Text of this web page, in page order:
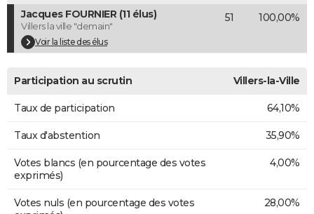
COPAINS D'AVANT
S'inscrire
Se connecter
Lycées
Collèges
Primaires
Universités
Entreprises
Service militaire
Avis de recherche
AVIS DE DÉCÈS
Bricolage
Television
Jacques FOURNIER (11 élus)
Villers la ville "demain"
Voir la liste des élus
51 100,00%
Participation au scrutin Villers-la-Ville
Taux de participation 64,10%
Taux d'abstention 35,90%
Votes blancs (en pourcentage des votes
exprimés)
4,00%
Votes nuls (en pourcentage des votes
28,00%